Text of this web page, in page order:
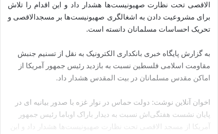
الاقصی تحت نظارت صهیونیست‌ها هشدار داد و این اقدام را تلاش
برای مشروعیت دادن به اشغالگری صهیونیست‌ها بر مسجدالاقصی و
تحریک احساسات مسلمانان دانسته است.
به گزارش پایگاه خبری بانکداری الکترونیک به نقل از تسنیم جنبش
مقاومت اسلامی فلسطین نسبت به بازدید رئیس جمهور آمریکا از
اماکن مقدس مسلمانان در بیت المقدس هشدار داد.
اخوان آنلاین نوشت: دولت حماس در نوار غزه با صدور بیانیه ای در
پایان نشست هفتگی‌اش نسبت به دیدار باراک اوباما رئیس جمهور
آمریکا از مسجد الاقصی تحت نظارت صهیونیست‌ها هشدار داد و این